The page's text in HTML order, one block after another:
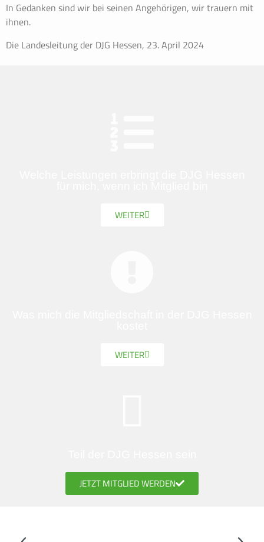
In Gedanken sind wir bei seinen Angehörigen, wir trauern mit
ihnen.
Die Landesleitung der DJG Hessen, 23. April 2024
WEITER
WEITER
JETZT MITGLIED WERDEN